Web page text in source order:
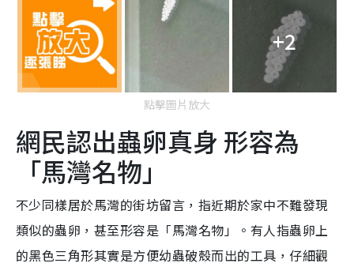
+2
點擊圖片放大
網民認出蟲卵真身 形容為
「馬灣名物」
不少同樣居於馬灣的街坊留言，指近期於家中不難發現
類似的蟲卵，甚至形容是「馬灣名物」。有人指蟲卵上
的黑色三角形其實是方便幼蟲破殼而出的工具，仔細觀